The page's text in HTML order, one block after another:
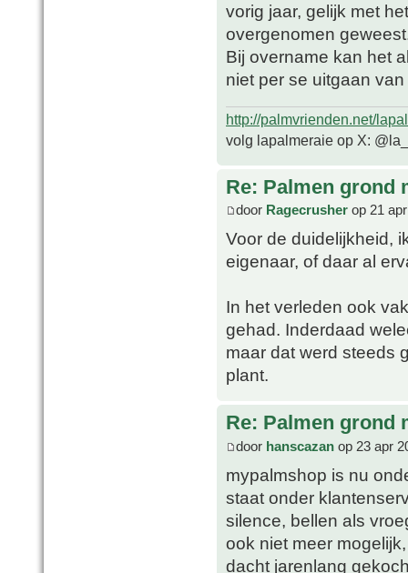
vorig jaar, gelijk met
overgenomen
Bij overname kan het
niet per se uitgaan
http://palmvrienden.net/
volg lapalmeraie op X:
Re: Palmen grond
door Ragecrusher op 21
Voor de duidelijkheid,
eigenaar, of daar al
In het verleden ook
gehad. Inderdaad
maar dat werd steeds
plant.
Re: Palmen grond
door hanscazan op 23 apr
mypalmshop is nu
staat onder
silence, bellen als
ook niet meer
dacht jarenlang